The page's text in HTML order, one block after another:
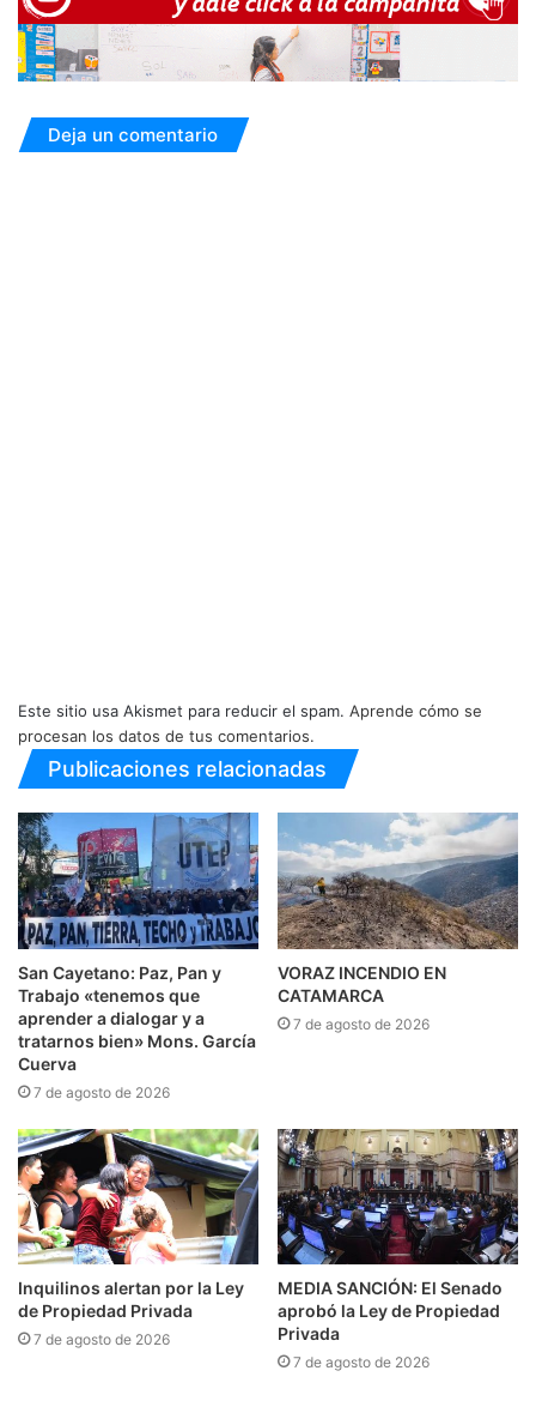
Deja un comentario
Este sitio usa Akismet para reducir el spam. Aprende cómo se
procesan los datos de tus comentarios.
Publicaciones relacionadas
San Cayetano: Paz, Pan y
Trabajo «tenemos que
aprender a dialogar y a
tratarnos bien» Mons. García
Cuerva
7 de agosto de 2026
VORAZ INCENDIO EN
CATAMARCA
7 de agosto de 2026
Inquilinos alertan por la Ley
de Propiedad Privada
7 de agosto de 2026
MEDIA SANCIÓN: El Senado
aprobó la Ley de Propiedad
Privada
7 de agosto de 2026